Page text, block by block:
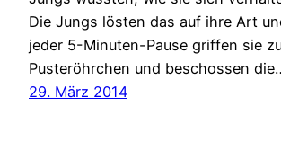
Die Jungs lösten das auf ihre Art
jeder 5-Minuten-Pause griffen sie
Pusteröhrchen und beschossen
29. März 2014